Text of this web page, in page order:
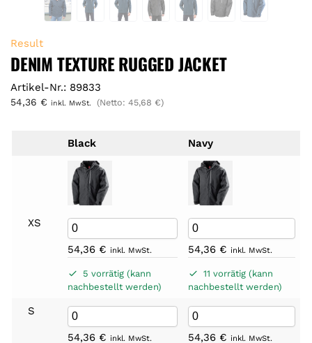
Result
DENIM TEXTURE RUGGED JACKET
Artikel-Nr.: 89833
54,36 € inkl. MwSt. (Netto: 45,68 €)
Black Navy
XS
54,36 € inkl. MwSt.
5 vorrätig (kann
nachbestellt werden)
54,36 € inkl. MwSt.
11 vorrätig (kann
nachbestellt werden)
S
54,36 € inkl. MwSt. 54,36 € inkl. MwSt.